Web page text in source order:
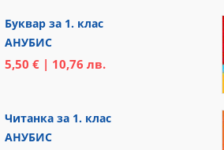
Буквар за 1. клас
АНУБИС
5,50 € | 10,76 лв.
Читанка за 1. клас
АНУБИС